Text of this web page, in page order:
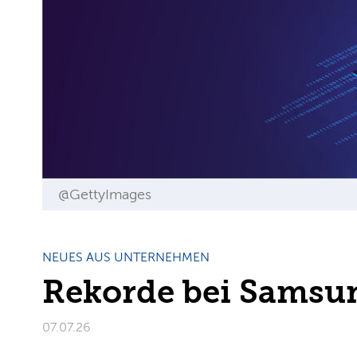
@GettyImages
NEUES AUS UNTERNEHMEN
Rekorde bei
07.07.26